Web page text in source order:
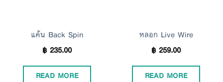
แค้น Back Spin
฿235.00
READ MORE
หลอก Live Wire
฿259.00
READ MORE